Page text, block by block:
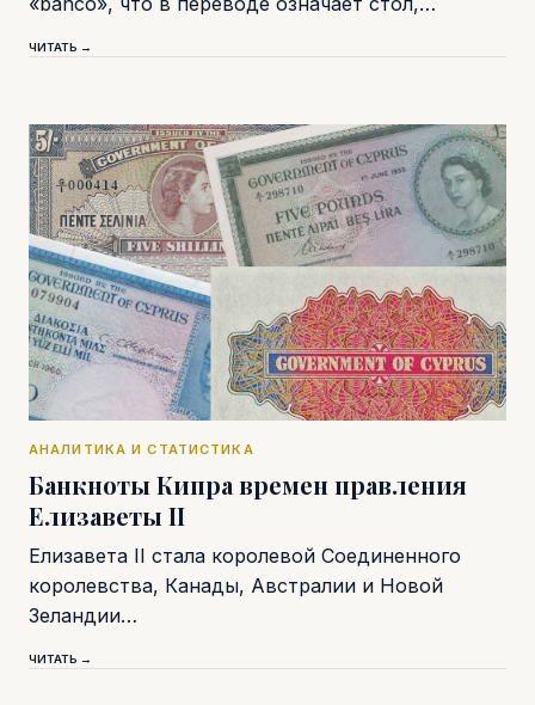
ЧИТАТЬ →
АНАЛИТИКА И СТАТИСТИКА
Банкноты Кипра времен правления
Елизаветы II
Елизавета II стала королевой Соединенного
королевства, Канады, Австралии и Новой
Зеландии…
ЧИТАТЬ →